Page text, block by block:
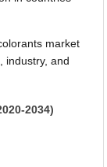
market
industry, and
2034)